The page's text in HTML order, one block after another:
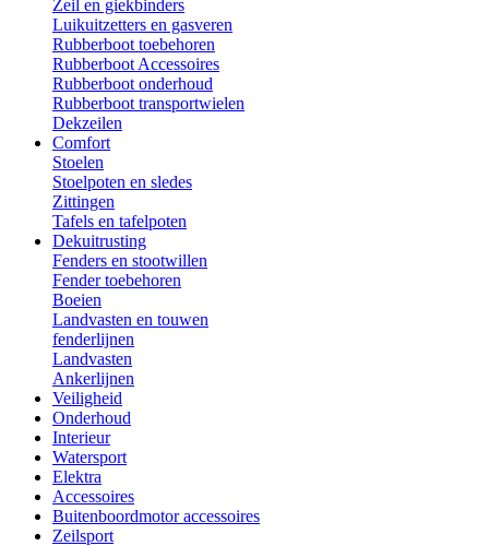
Zeil en giekbinders
Luikuitzetters en gasveren
Rubberboot toebehoren
Rubberboot Accessoires
Rubberboot onderhoud
Rubberboot transportwielen
Dekzeilen
Comfort
Stoelen
Stoelpoten en sledes
Zittingen
Tafels en tafelpoten
Dekuitrusting
Fenders en stootwillen
Fender toebehoren
Boeien
Landvasten en touwen
fenderlijnen
Landvasten
Ankerlijnen
Veiligheid
Onderhoud
Interieur
Watersport
Elektra
Accessoires
Buitenboordmotor accessoires
Zeilsport